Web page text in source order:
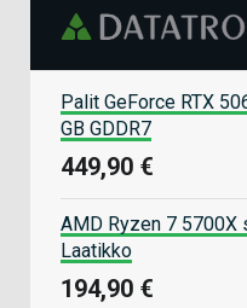
Palit GeForce RTX
GB GDDR7
449,90 €
AMD Ryzen 7 5700X
Laatikko
194,90 €